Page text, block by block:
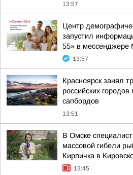
13:57
Центр
запустил
55» в мессенджере
13:57
Красноярск занял
российских городов
сапбордов
13:51
В Омске
массовой гибели
Кирпичка в
13:45